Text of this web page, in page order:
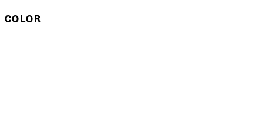
COLOR